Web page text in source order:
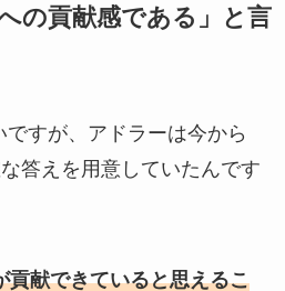
の貢献感である」と言
すが、アドラーは今から
答えを用意していたんです
貢献できていると思えるこ